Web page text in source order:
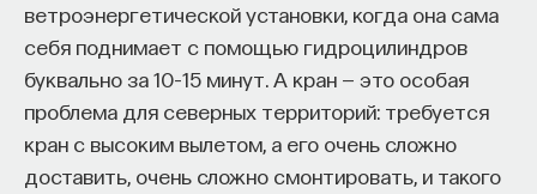
ветроэнергетической установки, когда она сама
себя поднимает с помощью гидроцилиндров
буквально за 10–15 минут. А кран — это особая
проблема для северных территорий: требуется
кран с высоким вылетом, а его очень сложно
доставить, очень сложно смонтировать, и такого